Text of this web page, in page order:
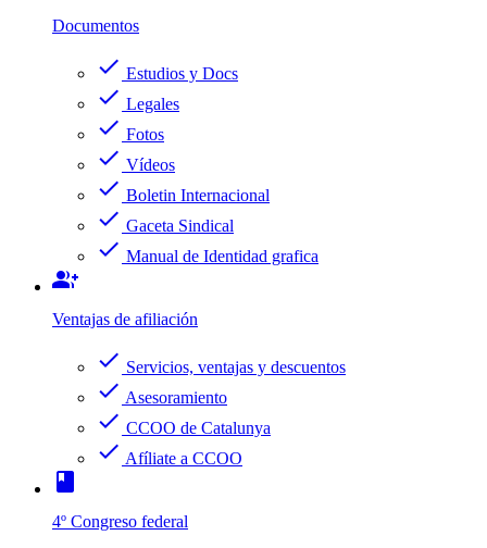
Documentos
check Estudios y Docs
check Legales
check Fotos
check Vídeos
check Boletin Internacional
check Gaceta Sindical
check Manual de Identidad grafica
group_add
Ventajas de afiliación
check Servicios, ventajas y descuentos
check Asesoramiento
check CCOO de Catalunya
check Afíliate a CCOO
book
4º Congreso federal